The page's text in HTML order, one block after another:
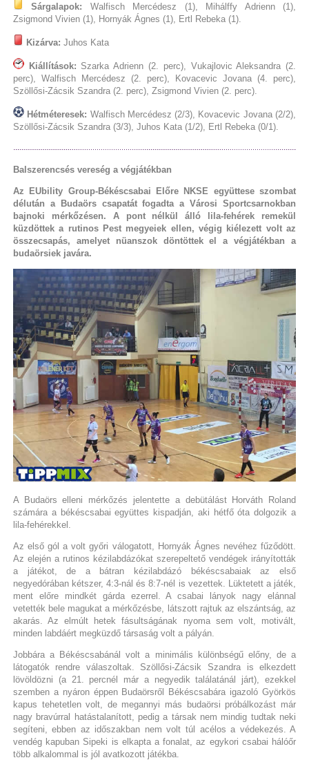
Sárgalapok: Walfisch Mercédesz (1), Mihálffy Adrienn (1),
Zsigmond Vivien (1), Hornyák Ágnes (1), Ertl Rebeka (1).
Kizárva: Juhos Kata
Kiállítások: Szarka Adrienn (2. perc), Vukajlovic Aleksandra (2.
perc), Walfisch Mercédesz (2. perc), Kovacevic Jovana (4. perc),
Szöllősi-Zácsik Szandra (2. perc), Zsigmond Vivien (2. perc).
Hétméteresek: Walfisch Mercédesz (2/3), Kovacevic Jovana (2/2),
Szöllősi-Zácsik Szandra (3/3), Juhos Kata (1/2), Ertl Rebeka (0/1).
Balszerencsés vereség a végjátékban
Az EUbility Group-Békéscsabai Előre NKSE együttese szombat
délután a Budaörs csapatát fogadta a Városi Sportcsarnokban
bajnoki mérkőzésen. A pont nélkül álló lila-fehérek remekül
küzdöttek a rutinos Pest megyeiek ellen, végig kiélezett volt az
összecsapás, amelyet nüanszok döntöttek el a végjátékban a
budaörsiek javára.
A Budaörs elleni mérkőzés jelentette a debütálást Horváth Roland
számára a békéscsabai együttes kispadján, aki hétfő óta dolgozik a
lila-fehérekkel.
Az első gól a volt győri válogatott, Hornyák Ágnes nevéhez fűződött.
Az elején a rutinos kézilabdázókat szerepeltető vendégek irányították
a játékot, de a bátran kézilabdázó békéscsabaiak az első
negyedórában kétszer, 4:3-nál és 8:7-nél is vezettek. Lüktetett a játék,
ment előre mindkét gárda ezerrel. A csabai lányok nagy elánnal
vetették bele magukat a mérkőzésbe, látszott rajtuk az elszántság, az
akarás. Az elmúlt hetek fásultságának nyoma sem volt, motivált,
minden labdáért megküzdő társaság volt a pályán.
Jobbára a Békéscsabánál volt a minimális különbségű előny, de a
látogatók rendre válaszoltak. Szöllősi-Zácsik Szandra is elkezdett
lövöldözni (a 21. percnél már a negyedik találatánál járt), ezekkel
szemben a nyáron éppen Budaörsről Békéscsabára igazoló Györkös
kapus tehetetlen volt, de megannyi más budaörsi próbálkozást már
nagy bravúrral hatástalanított, pedig a társak nem mindig tudtak neki
segíteni, ebben az időszakban nem volt túl acélos a védekezés. A
vendég kapuban Sipeki is elkapta a fonalat, az egykori csabai hálóőr
több alkalommal is jól avatkozott játékba.